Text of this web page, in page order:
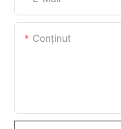
Conţinut